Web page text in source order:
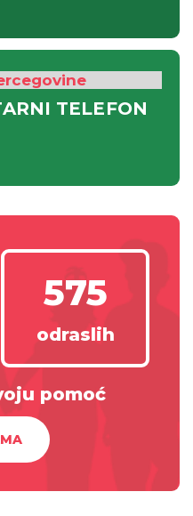
TELEFON
575
odraslih
pomoć